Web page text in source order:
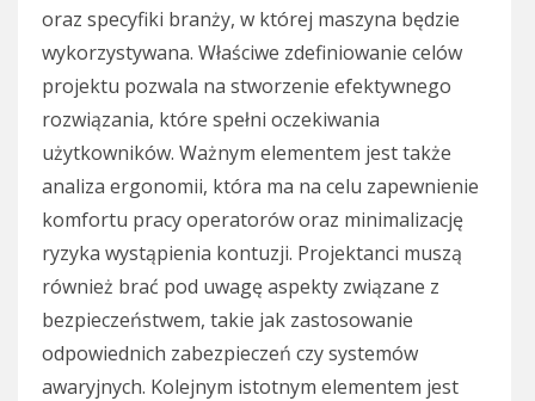
oraz specyfiki branży, w której maszyna będzie
wykorzystywana. Właściwe zdefiniowanie celów
projektu pozwala na stworzenie efektywnego
rozwiązania, które spełni oczekiwania
użytkowników. Ważnym elementem jest także
analiza ergonomii, która ma na celu zapewnienie
komfortu pracy operatorów oraz minimalizację
ryzyka wystąpienia kontuzji. Projektanci muszą
również brać pod uwagę aspekty związane z
bezpieczeństwem, takie jak zastosowanie
odpowiednich zabezpieczeń czy systemów
awaryjnych. Kolejnym istotnym elementem jest